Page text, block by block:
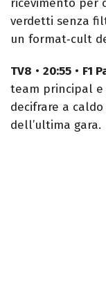
ricevimento per
verdetti senza
un format‑cult
TV8 • 20:55 • F1
team principal
decifrare a
dell’ultima gara.